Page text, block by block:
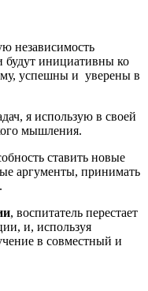
независимость
будут инициативны ко
успешны и уверены в
я использую в своей
мышления.
ставить новые
аргументы, принимать
, воспитатель перестает
и, используя
в совместный и